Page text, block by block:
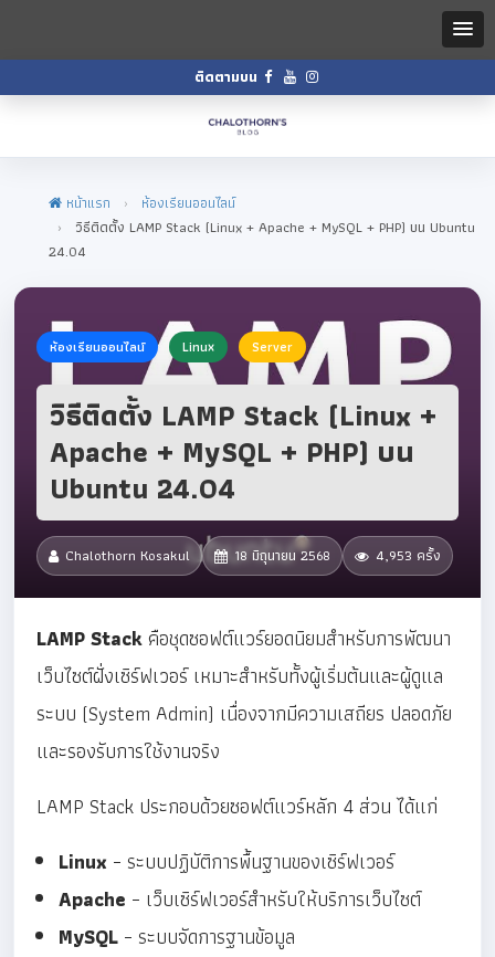
ติดตามบน
หน้าแรก
ห้องเรียนออนไลน์
วิธีติดตั้ง LAMP Stack (Linux + Apache + MySQL + PHP) บน Ubuntu
24.04
ห้องเรียนออนไลน์ Linux Server
วิธีติดตั้ง LAMP Stack (Linux +
Apache + MySQL + PHP) บน
Ubuntu 24.04
Chalothorn Kosakul 18 มิถุนายน 2568 4,953 ครั้ง
LAMP Stackคือชุดซอฟต์แวร์ยอดนิยมสำหรับการพัฒนา
เว็บไซต์ฝั่งเซิร์ฟเวอร์ เหมาะสำหรับทั้งผู้เริ่มต้นและผู้ดูแล
ระบบ (System Admin) เนื่องจากมีความเสถียร ปลอดภัย
และรองรับการใช้งานจริง
LAMP Stack ประกอบด้วยซอฟต์แวร์หลัก 4 ส่วน ได้แก่
Linux – ระบบปฏิบัติการพื้นฐานของเซิร์ฟเวอร์
Apache – เว็บเซิร์ฟเวอร์สำหรับให้บริการเว็บไซต์
MySQL – ระบบจัดการฐานข้อมูล